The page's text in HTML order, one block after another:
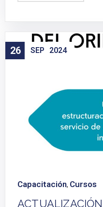
26 SEP 2024
Capacitación, Cursos